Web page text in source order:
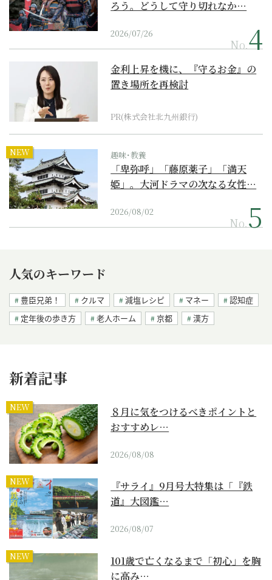
ろう。どうして守り切れなか…
2026/07/26
No.
金利上昇を機に、『守るお金』の
置き場所を再検討
PR(株式会社北九州銀行)
NEW 趣味･教養
「卑弥呼」「藤原薬子」「満天
姫」。大河ドラマの次なる女性…
2026/08/02
No.
人気のキーワード
豊臣兄弟！ クルマ 減塩レシピ マネー
認知症
定年後の歩き方
老人ホーム 京都 漢方
新着記事
NEW
８月に気をつけるべきポイントと
おすすめレ…
2026/08/08
NEW
『サライ』9月号大特集は「『鉄
道』大図鑑…
2026/08/07
NEW
101歳で亡くなるまで「初心」を胸
に高み…